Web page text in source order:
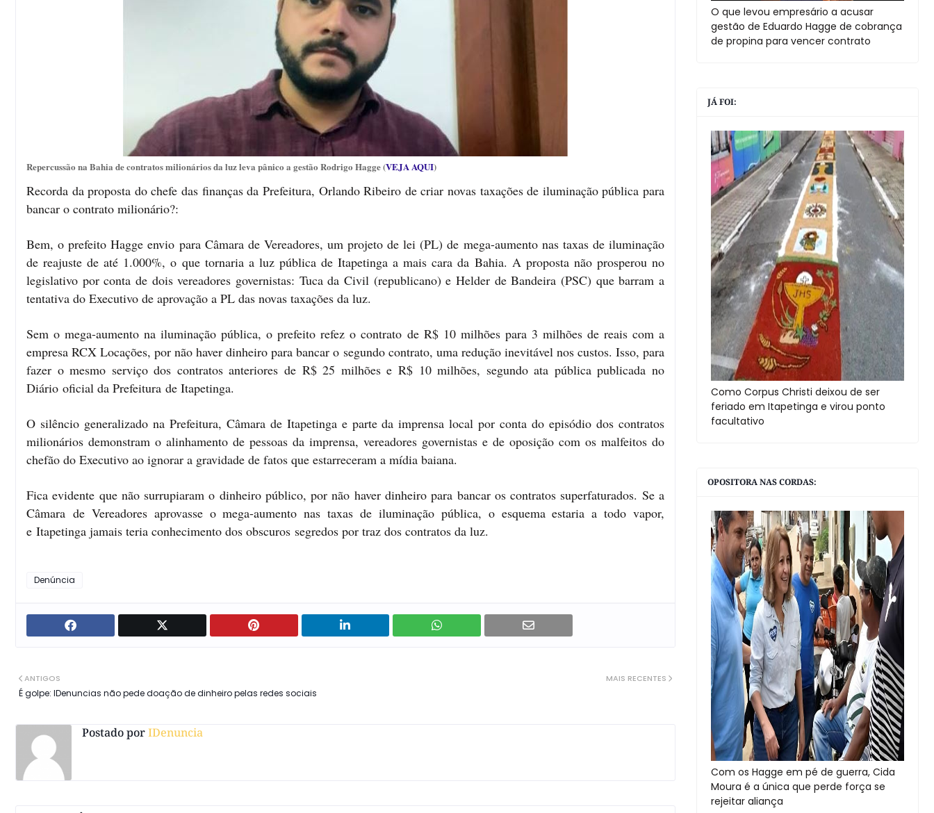
Repercussão na Bahia de contratos milionários da luz leva pânico a gestão Rodrigo Hagge (VEJA AQUI)
Recorda da proposta do chefe das finanças da Prefeitura, Orlando Ribeiro de criar novas taxações de iluminação pública para
bancar o contrato milionário?:
Bem, o prefeito Hagge envio para Câmara de Vereadores, um projeto de lei (PL) de mega-aumento nas taxas de iluminação
de reajuste de até 1.000%, o que tornaria a luz pública de Itapetinga a mais cara da Bahia. A proposta não prosperou no
legislativo por conta de dois vereadores governistas: Tuca da Civil (republicano) e Helder de Bandeira (PSC) que barram a
tentativa do Executivo de aprovação a PL das novas taxações da luz.
Sem o mega-aumento na iluminação pública, o prefeito refez o contrato de R$ 10 milhões para 3 milhões de reais com a
empresa RCX Locações, por não haver dinheiro para bancar o segundo contrato, uma redução inevitável nos custos. Isso, para
fazer o mesmo serviço dos contratos anteriores de R$ 25 milhões e R$ 10 milhões, segundo ata pública publicada no
Diário oficial da Prefeitura de Itapetinga.
O silêncio generalizado na Prefeitura, Câmara de Itapetinga e parte da imprensa local por conta do episódio dos contratos
milionários demonstram o alinhamento de pessoas da imprensa, vereadores governistas e de oposição com os malfeitos do
chefão do Executivo ao ignorar a gravidade de fatos que estarreceram a mídia baiana.
Fica evidente que não surrupiaram o dinheiro público, por não haver dinheiro para bancar os contratos superfaturados. Se a
Câmara de Vereadores aprovasse o mega-aumento nas taxas de iluminação pública, o esquema estaria a todo vapor,
e Itapetinga jamais teria conhecimento dos obscuros segredos por traz dos contratos da luz.
Denúncia
MAIS RECENTES
ANTIGOS
É golpe: IDenuncias não pede doação de dinheiro pelas redes sociais
Postado porIDenuncia
O que levou empresário a acusar
gestão de Eduardo Hagge de cobrança
de propina para vencer contrato
JÁ FOI:
Como Corpus Christi deixou de ser
feriado em Itapetinga e virou ponto
facultativo
OPOSITORA NAS CORDAS:
Com os Hagge em pé de guerra, Cida
Moura é a única que perde força se
rejeitar aliança